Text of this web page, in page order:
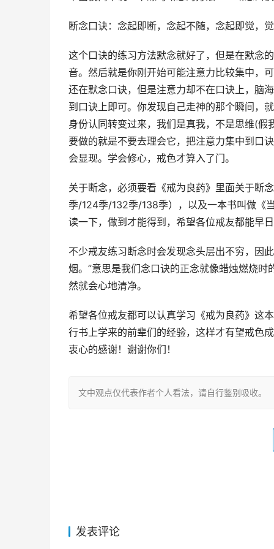
断念口诀：念起即断，念起不随，念起即觉，觉
这个口诀的练习方法默念就好了，但是在默念
音。然后就是你刚开始可能注意力比较集中，
还在默念口诀，但是注意力却不在口诀上，脑
到口诀上即可。你发现自己走神的那个瞬间，
身份认同转变过来，我们是真我，不是思维(
要做的就是不要去理会它，把注意力集中到口
会显现。学会修心，戒色才算入了门。
关于断念，必须要看《戒为良药》里面关于
季/124季/132季/138季），以及一本书叫做《
读一下，做到才能得到，希望各位戒友都能早
不少戒友练习断念时会发现念头层出不穷，因
烟。”意思是我们念口诀的正念就像蜡烛燃烧
然就会心地清净。
希望各位戒友都可以认真学习《戒为良药》这
行书上学来的前辈们的经验，这样才有望戒色
衷心的感谢！谢谢你们！
文中观点仅代表作者个人看法，请自行鉴别吸收。
发表评论